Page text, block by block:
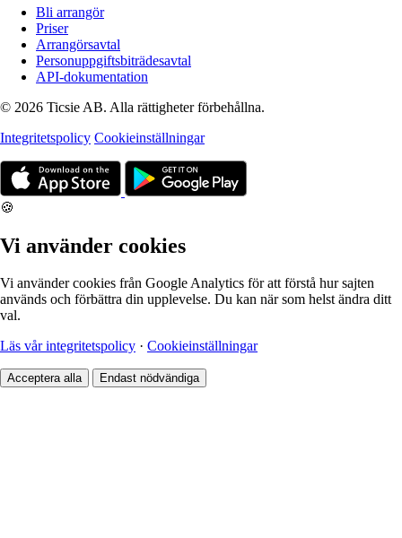
Bli arrangör
Priser
Arrangörsavtal
Personuppgiftsbiträdesavtal
API-dokumentation
© 2026 Ticsie AB. Alla rättigheter förbehållna.
Integritetspolicy Cookieinställningar
🍪
Vi använder cookies
Vi använder cookies från Google Analytics för att förstå hur sajten
används och förbättra din upplevelse. Du kan när som helst ändra ditt
val.
Läs vår integritetspolicy · Cookieinställningar
Acceptera alla Endast nödvändiga